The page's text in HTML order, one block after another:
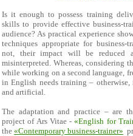
Is it enough to possess training
skills to provide effective business-
audience? As practical experience
techniques appropriate for business-
not, their impact will be reduced
misinterpreted. Whereas, considering
while working on a second language,
in English needs training – otherwise,
and artificial.
The adaptation and practice – are
project of Ars Vitae -«English for
the «Contemporary business-trainer»